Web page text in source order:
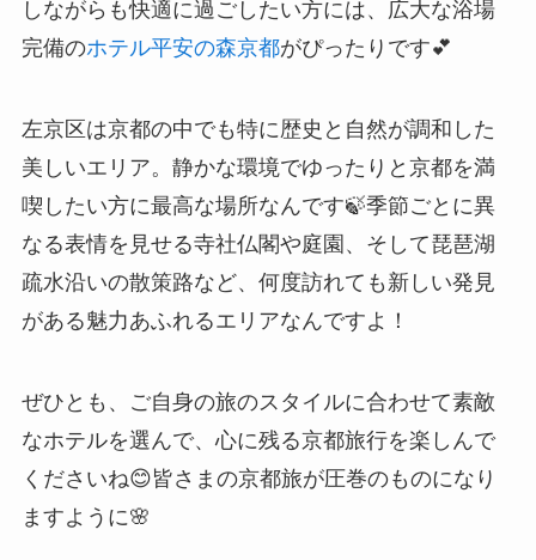
しながらも快適に過ごしたい方には、広大な浴場
完備のホテル平安の森京都がぴったりです💕
左京区は京都の中でも特に歴史と自然が調和した
美しいエリア。静かな環境でゆったりと京都を満
喫したい方に最高な場所なんです🍃季節ごとに異
なる表情を見せる寺社仏閣や庭園、そして琵琶湖
疏水沿いの散策路など、何度訪れても新しい発見
がある魅力あふれるエリアなんですよ！
ぜひとも、ご自身の旅のスタイルに合わせて素敵
なホテルを選んで、心に残る京都旅行を楽しんで
くださいね😊皆さまの京都旅が圧巻のものになり
ますように🌸